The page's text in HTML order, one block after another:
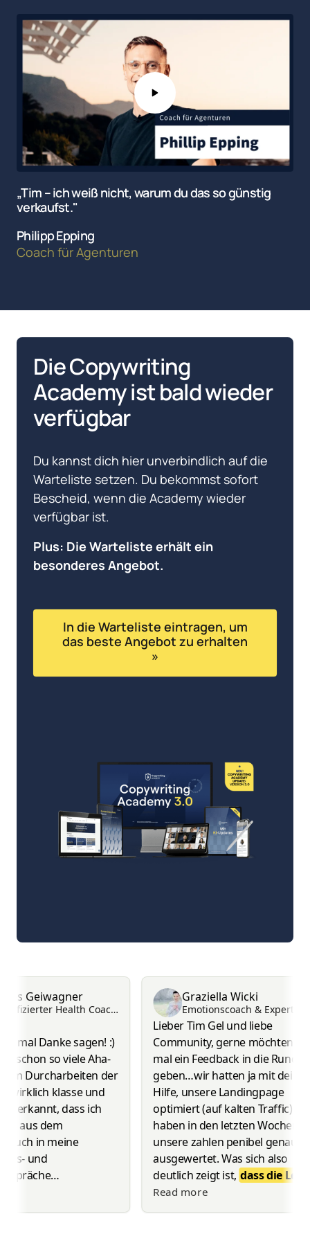
„Tim – ich weiß nicht, warum du das so günstig
verkaufst."
Philipp Epping
Coach für Agenturen
Die Copywriting
Academy ist bald wieder
verfügbar
Du kannst dich hier unverbindlich auf die
Warteliste setzen. Du bekommst sofort
Bescheid, wenn die Academy wieder
verfügbar ist.
Plus: Die Warteliste erhält ein
besonderes Angebot.
In die Warteliste eintragen, um
das beste Angebot zu erhalten
»